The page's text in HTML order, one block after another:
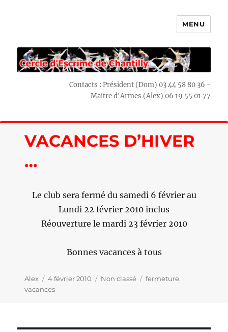
MENU
Contacts : Président (Dom) 03 44 58 80 36 -
Maitre d'Armes (Alex) 06 19 55 01 77
VACANCES D’HIVER
…
Le club sera fermé du samedi 6 février au
Lundi 22 février 2010 inclus
Réouverture le mardi 23 février 2010
Bonnes vacances à tous
Auteur
Alex
Publié
le
4 février 2010 Catégories
Non classé Étiquettes
fermeture,
vacances